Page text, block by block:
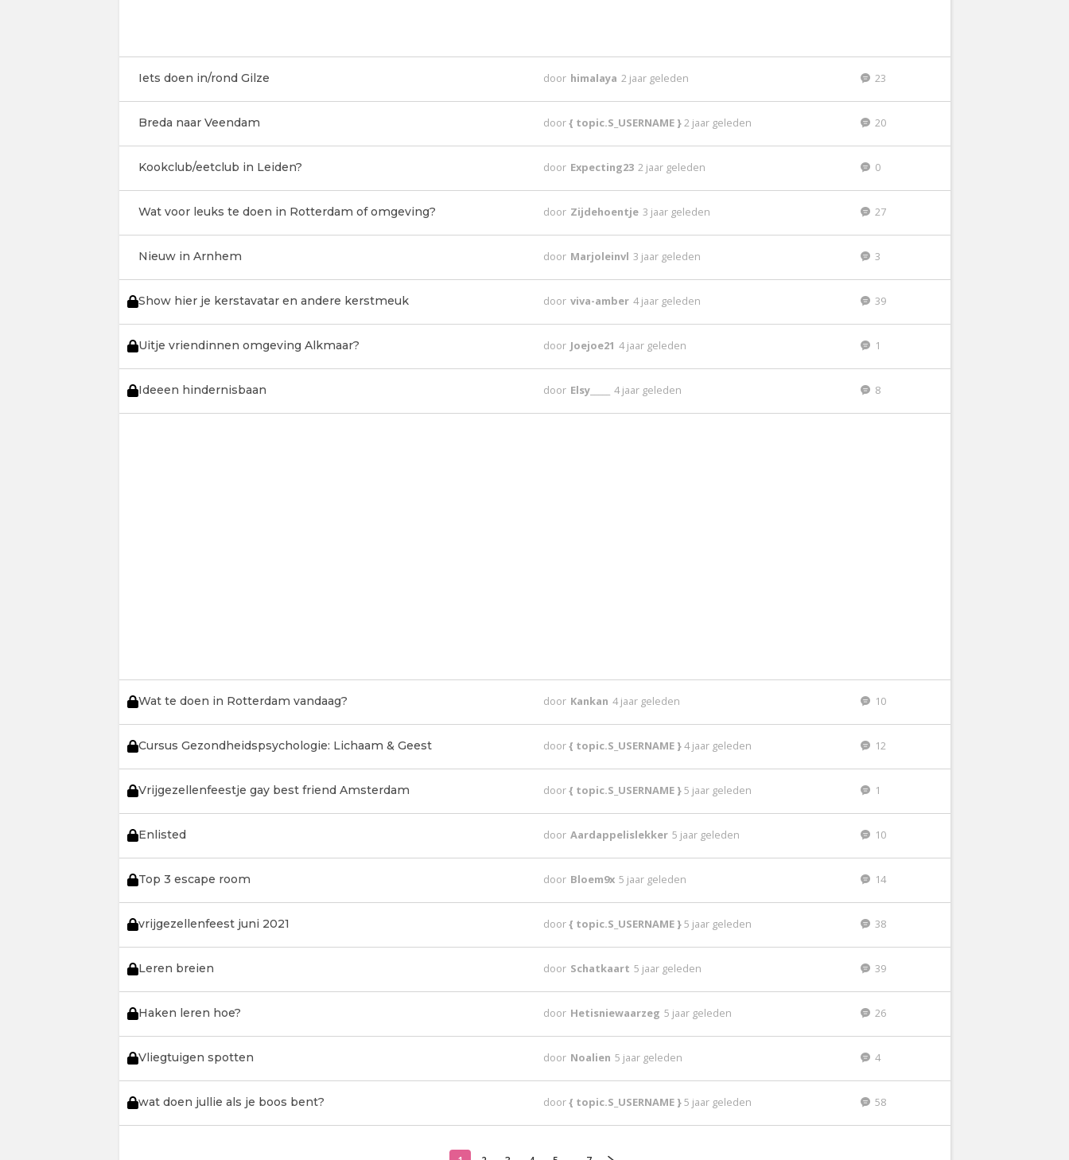
Iets doen in/rond Gilze door himalaya 2 jaar geleden 23
Breda naar Veendam door{ topic.S_USERNAME }2 jaar geleden 20
Kookclub/eetclub in Leiden? door Expecting23 2 jaar geleden 0
Wat voor leuks te doen in Rotterdam of omgeving? door Zijdehoentje 3 jaar geleden 27
Nieuw in Arnhem door Marjoleinvl 3 jaar geleden 3
Show hier je kerstavatar en andere kerstmeuk door viva-amber 4 jaar geleden 39
Uitje vriendinnen omgeving Alkmaar? door Joejoe21 4 jaar geleden 1
Ideeen hindernisbaan door Elsy_____ 4 jaar geleden 8
Wat te doen in Rotterdam vandaag? door Kankan 4 jaar geleden 10
Cursus Gezondheidspsychologie: Lichaam & Geest door{ topic.S_USERNAME }4 jaar geleden 12
Vrijgezellenfeestje gay best friend Amsterdam door{ topic.S_USERNAME }5 jaar geleden 1
Enlisted door Aardappelislekker 5 jaar geleden 10
Top 3 escape room door Bloem9x 5 jaar geleden 14
vrijgezellenfeest juni 2021 door{ topic.S_USERNAME }5 jaar geleden 38
Leren breien door Schatkaart 5 jaar geleden 39
Haken leren hoe? door Hetisniewaarzeg 5 jaar geleden 26
Vliegtuigen spotten door Noalien 5 jaar geleden 4
wat doen jullie als je boos bent? door{ topic.S_USERNAME }5 jaar geleden 58